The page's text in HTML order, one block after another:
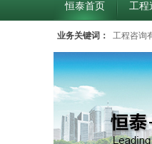
恒泰首页 工程
业务关键词： 工程咨询